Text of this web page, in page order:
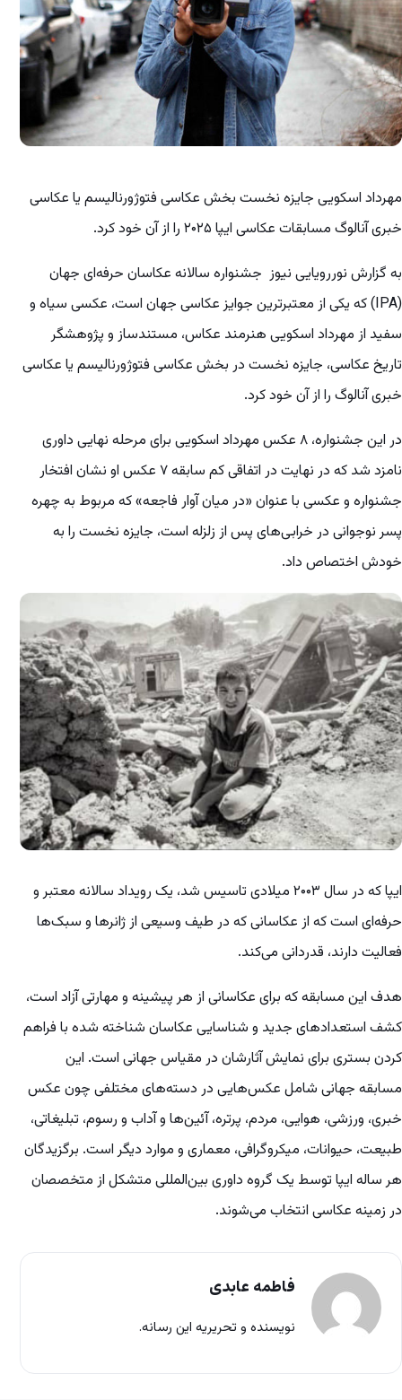
مهرداد اسکویی جایزه نخست بخش عکاسی فتوژورنالیسم یا عکاسی
خبری آنالوگ مسابقات عکاسی ایپا ۲۰۲۵ را از آن خود کرد.
به گزارش نوررویایی نیوز جشنواره سالانه عکاسان حرفه‌ای جهان
(IPA) که یکی از معتبرترین جوایز عکاسی جهان است، عکسی سیاه و
سفید از مهرداد اسکویی هنرمند عکاس، مستندساز و پژوهشگر
تاریخ عکاسی، جایزه نخست در بخش عکاسی فتوژورنالیسم یا عکاسی
خبری آنالوگ را از آن خود کرد.
در این جشنواره، ۸ عکس مهرداد اسکویی برای مرحله نهایی داوری
نامزد شد که در نهایت در اتفاقی کم سابقه ۷ عکس او نشان افتخار
جشنواره و عکسی با عنوان «در میان آوار فاجعه» که مربوط به چهره
پسر نوجوانی در خرابی‌های پس از زلزله است، جایزه نخست را به
خودش اختصاص داد.
ایپا که در سال ۲۰۰۳ میلادی تاسیس شد، یک رویداد سالانه معتبر و
حرفه‌ای است که از عکاسانی که در طیف وسیعی از ژانرها و سبک‌ها
فعالیت دارند، قدردانی می‌کند.
هدف این مسابقه که برای عکاسانی از هر پیشینه و مهارتی آزاد است،
کشف استعدادهای جدید و شناسایی عکاسان شناخته شده با فراهم
کردن بستری برای نمایش آثارشان در مقیاس جهانی است. این
مسابقه جهانی شامل عکس‌هایی در دسته‌های مختلفی چون عکس
خبری، ورزشی، هوایی، مردم، پرتره، آئین‌ها و آداب و رسوم، تبلیغاتی،
طبیعت، حیوانات، میکروگرافی، معماری و موارد دیگر است. برگزیدگان
هر ساله ایپا توسط یک گروه داوری بین‌المللی متشکل از متخصصان
در زمینه عکاسی انتخاب می‌شوند.
فاطمه عابدی
نویسنده و تحریریه این رسانه.